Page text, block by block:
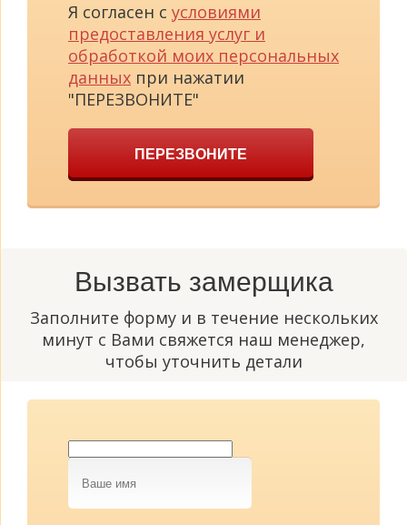
Я согласен с условиями
предоставления услуг и
обработкой моих персональных
данных при нажатии
"ПЕРЕЗВОНИТЕ"
ПЕРЕЗВОНИТЕ
Вызвать замерщика
Заполните форму и в течение нескольких
минут с Вами свяжется наш менеджер,
чтобы уточнить детали
Ваше
имя